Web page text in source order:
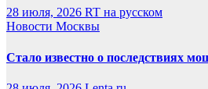
28 июля, 2026 RT на русском
Новости Москвы
Стало известно о последствиях